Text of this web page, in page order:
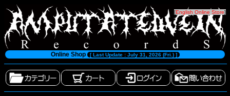
[English Online Store]
Online Shop [ Last Update : July 31, 2026 (Fri.) ]